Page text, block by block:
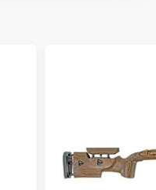
a bronzové